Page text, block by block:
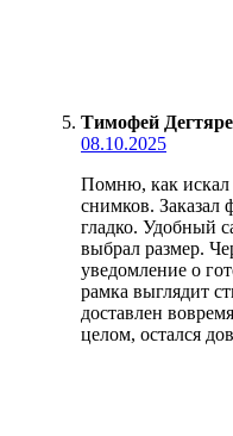
Тимофей
08.10.2025
Помню, как искал
снимков. Заказал
гладко. Удобный
выбрал размер.
уведомление о
рамка выглядит
доставлен
целом, остался